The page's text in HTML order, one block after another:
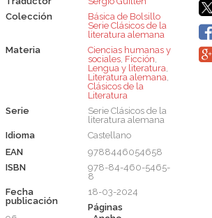
Colección
Básica de Bolsillo 
Serie Clásicos de la
literatura alemana
Materia
Ciencias humanas y
sociales, Ficción,
Lengua y literatura,
Literatura alemana,
Clásicos de la
Literatura
Serie
Serie Clásicos de la
literatura alemana
Idioma
Castellano
EAN
9788446054658
ISBN
978-84-460-5465-
8
Fecha
publicación
18-03-2024
Páginas